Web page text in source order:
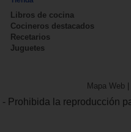
Libros de cocina
Cocineros destacados
Recetarios
Juguetes
Mapa Web |
- Prohibida la reproducción